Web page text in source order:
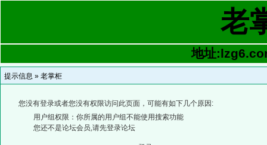
老
地址
提示信息 » 老掌柜
您没有登录或者您没有权限访问此页面，可能有如下几个原因:
用户组权限：你所属的用户组不能使用搜索功能
您还不是论坛会员,请先登录论坛